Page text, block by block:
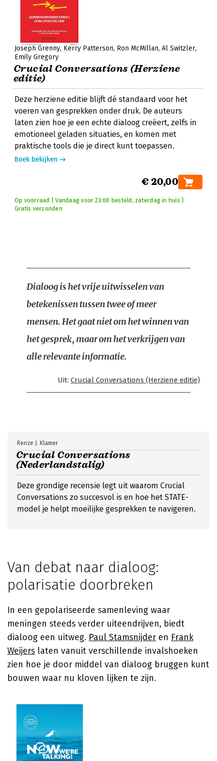
Joseph Grenny Kerry Patterson Ron McMillan Al Switzler
Emily Gregory
Crucial Conversations (Herziene
editie)
Deze herziene editie blijft dé standaard voor het
voeren van gesprekken onder druk. De auteurs
laten zien hoe je een echte dialoog creëert, zelfs in
emotioneel geladen situaties, en komen met
praktische tools die je direct kunt toepassen.
Boek bekijken
€ 20,00
Op voorraad | Vandaag voor 23:00 besteld, zaterdag in huis |
Gratis verzonden
Dialoog is het vrije uitwisselen van
betekenissen tussen twee of meer
mensen. Het gaat niet om het winnen van
het gesprek, maar om het verkrijgen van
alle relevante informatie.
Uit: Crucial Conversations (Herziene editie)
Crucial Conversations
(Nederlandstalig)
Renze J. Klamer
Deze grondige recensie legt uit waarom Crucial
Conversations zo succesvol is en hoe het STATE-
model je helpt moeilijke gesprekken te navigeren.
Van debat naar dialoog:
polarisatie doorbreken
In een gepolariseerde samenleving waar
meningen steeds verder uiteendrijven, biedt
dialoog een uitweg. Paul Stamsnijder en Frank
Weijers laten vanuit verschillende invalshoeken
zien hoe je door middel van dialoog bruggen kunt
bouwen waar nu kloven lijken te zijn.